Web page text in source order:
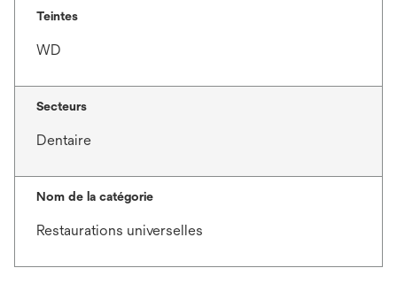
Teintes
WD
Secteurs
Dentaire
Nom de la catégorie
Restaurations universelles